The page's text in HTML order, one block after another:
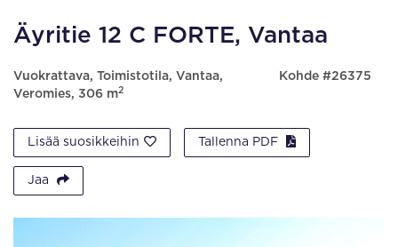
Äyritie 12 C FORTE, Vantaa
Vuokrattava, Toimistotila, Vantaa,
Veromies, 306 m2
Kohde #26375
Lisää suosikkeihin Tallenna PDF
Jaa